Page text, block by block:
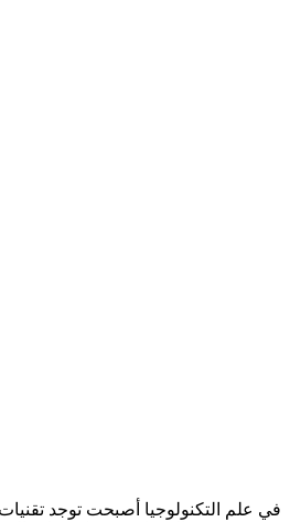
في علم التكنولوجيا أصبحت توجد